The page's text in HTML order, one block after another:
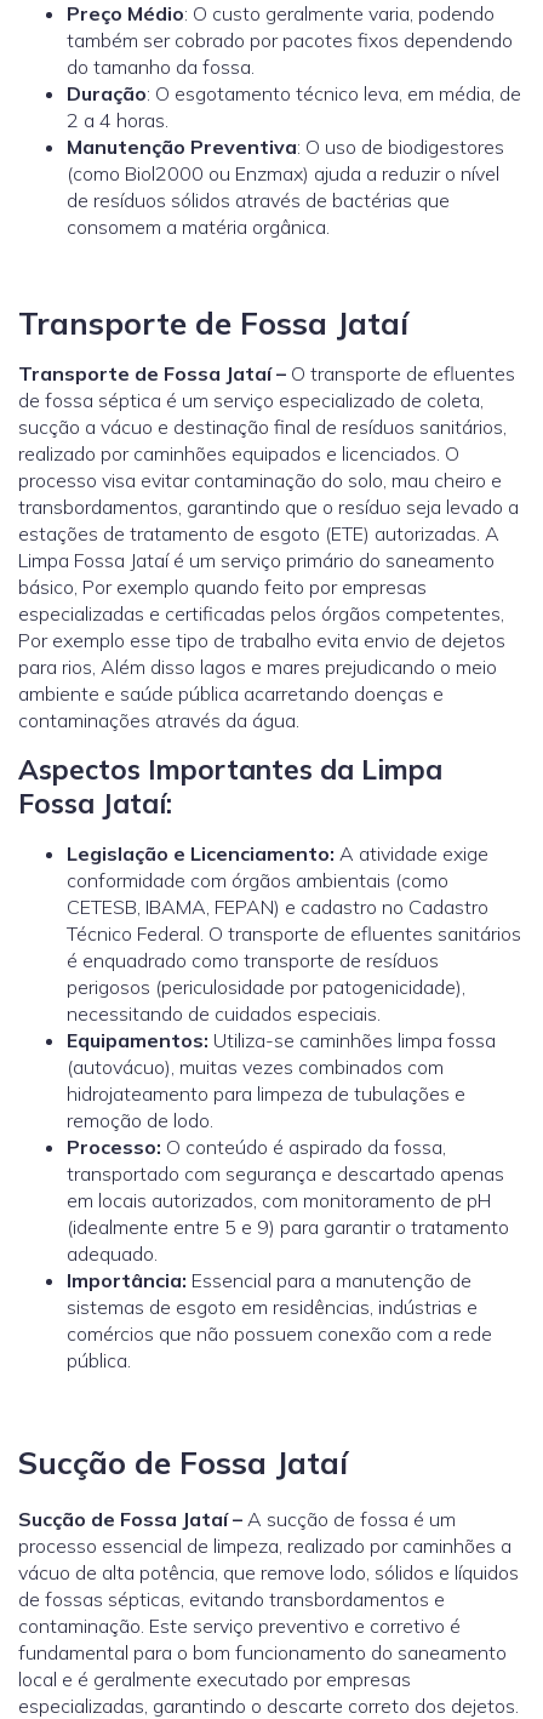
Preço Médio: O custo geralmente varia, podendo
também ser cobrado por pacotes fixos dependendo
do tamanho da fossa.
Duração: O esgotamento técnico leva, em média, de
2 a 4 horas.
Manutenção Preventiva: O uso de biodigestores
(como Biol2000 ou Enzmax) ajuda a reduzir o nível
de resíduos sólidos através de bactérias que
consomem a matéria orgânica.
Transporte de Fossa Jataí
Transporte de Fossa Jataí – O transporte de efluentes
de fossa séptica é um serviço especializado de coleta,
sucção a vácuo e destinação final de resíduos sanitários,
realizado por caminhões equipados e licenciados. O
processo visa evitar contaminação do solo, mau cheiro e
transbordamentos, garantindo que o resíduo seja levado a
estações de tratamento de esgoto (ETE) autorizadas. A
Limpa Fossa Jataí é um serviço primário do saneamento
básico, Por exemplo quando feito por empresas
especializadas e certificadas pelos órgãos competentes,
Por exemplo esse tipo de trabalho evita envio de dejetos
para rios, Além disso lagos e mares prejudicando o meio
ambiente e saúde pública acarretando doenças e
contaminações através da água.
Aspectos Importantes da Limpa
Fossa Jataí:
Legislação e Licenciamento: A atividade exige
conformidade com órgãos ambientais (como
CETESB, IBAMA, FEPAN) e cadastro no Cadastro
Técnico Federal. O transporte de efluentes sanitários
é enquadrado como transporte de resíduos
perigosos (periculosidade por patogenicidade),
necessitando de cuidados especiais.
Equipamentos: Utiliza-se caminhões limpa fossa
(autovácuo), muitas vezes combinados com
hidrojateamento para limpeza de tubulações e
remoção de lodo.
Processo: O conteúdo é aspirado da fossa,
transportado com segurança e descartado apenas
em locais autorizados, com monitoramento de pH
(idealmente entre 5 e 9) para garantir o tratamento
adequado.
Importância: Essencial para a manutenção de
sistemas de esgoto em residências, indústrias e
comércios que não possuem conexão com a rede
pública.
Sucção de Fossa Jataí
Sucção de Fossa Jataí – A sucção de fossa é um
processo essencial de limpeza, realizado por caminhões a
vácuo de alta potência, que remove lodo, sólidos e líquidos
de fossas sépticas, evitando transbordamentos e
contaminação. Este serviço preventivo e corretivo é
fundamental para o bom funcionamento do saneamento
local e é geralmente executado por empresas
especializadas, garantindo o descarte correto dos dejetos.